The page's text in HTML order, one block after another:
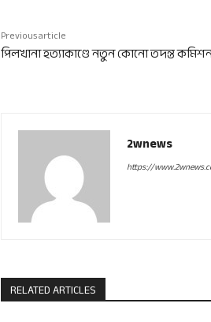
Previous article
পিলখানা হত্যাকাণ্ডে নতুন কোনো তদন্ত
2wnews
https://
RELATED ARTICLES